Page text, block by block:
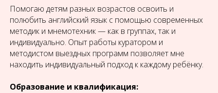
Помогаю детям разных возрастов освоить и
полюбить английский язык с помощью современных
методик и мнемотехник — как в группах, так и
индивидуально. Опыт работы куратором и
методистом выездных программ позволяет мне
находить индивидуальный подход к каждому ребёнку.
Образование и квалификация: